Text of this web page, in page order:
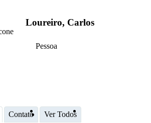
Loureiro, Carlos
Pessoa
Contato Ver Todos